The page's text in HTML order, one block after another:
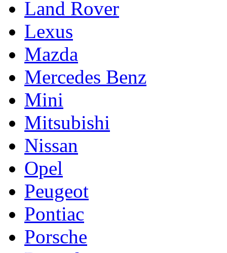
Land Rover
Lexus
Mazda
Mercedes Benz
Mini
Mitsubishi
Nissan
Opel
Peugeot
Pontiac
Porsche